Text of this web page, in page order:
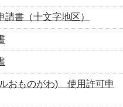
書（十文字地区）
おものがわ) 使用許可申